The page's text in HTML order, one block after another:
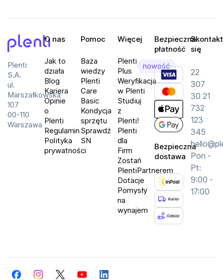
Łączność: 5G, Wi-Fi, NFC, Bluetooth 6.0, USB typ
System: Android 16
Odporność: IP68, Corning Gorilla Glass Victus 2
Wynajmij GOOGLE Pixel 10 Pro 5G i przekonaj się,
jak technologia premium może usprawnić Twoją
codzienność!
Plenti
S.A.
ul.
Marszałkowska
107
00-110
Warszawa
O nas
Jak to
działa
Blog
Kariera
Opinie
o
Plenti
Regulamin
Polityka
prywatności
Pomoc
Baza
wiedzy
Plenti
Care
Basic
Kondycja
sprzętu
Sprawdź
SN
Więcej
Plenti
Plus
nowość
Weryfikacja
w Plenti
Studiuj
z
Plenti!
Plenti
dla
Firm
Zostań
PlentiPartnerem
Dotacje
Pomysły
na
wynajem
Bezpieczna
płatność
Bezpieczna
dostawa
się
22
307
30 21
732
123
345
Pon -
Pt:
9:00 -
17:00